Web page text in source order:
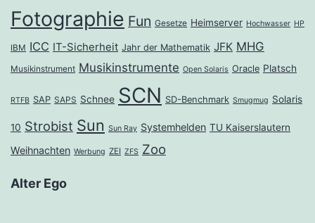
Fotographie Fun Gesetze Heimserver Hochwasser HP
IBM ICC IT-Sicherheit Jahr der Mathematik JFK MHG
Musikinstrument Musikinstrumente Open Solaris Oracle Platsch
RTFB SAP SAPS Schnee SCN SD-Benchmark Smugmug Solaris
10 Strobist Sun Sun Ray Systemhelden TU Kaiserslautern
Weihnachten Werbung ZEI ZFS Zoo
Alter Ego